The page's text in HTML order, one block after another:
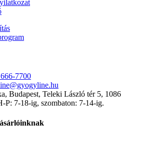
7700
Budapest, Teleki László tér 5, 1086
P: 7-18-ig, szombaton: 7-14-ig.